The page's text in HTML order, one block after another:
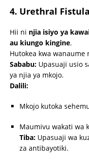
4. Urethral Fistula
Hii ni njia isiyo ya
au kiungo kingine.
Hutokea kwa wanaume
Sababu: Upasuaji usio
ya njia ya mkojo.
Dalili:
Mkojo kutoka
Maumivu wakati wa
Tiba: Upasuaji wa
za antibayotiki.